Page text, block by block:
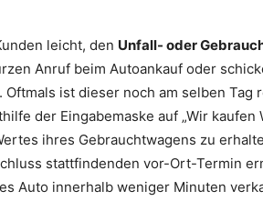
leicht, den Unfall- oder
Anruf beim Autoankauf oder
ist dieser noch am selben Tag
der Eingabemaske auf „Wir kaufen
ihres Gebrauchtwagens zu
stattfindenden vor-Ort-Termin
Auto innerhalb weniger Minuten